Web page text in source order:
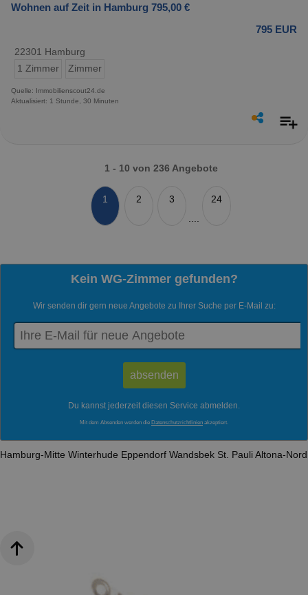
Wohnen auf Zeit in Hamburg 795,00 €
795 EUR
22301 Hamburg
1 Zimmer
Zimmer
Quelle: Immobilienscout24.de
Aktualisiert: 1 Stunde, 30 Minuten
1 - 10 von 236 Angebote
1 2
3
24
Kein WG-Zimmer gefunden?
Wir senden dir gern neue Angebote zu Ihrer Suche per E-Mail zu:
Du kannst jederzeit diesen Service abmelden.
Mit dem Absenden werden die Datenschutzrichtlinien akzeptiert.
Hamburg-Mitte Winterhude Eppendorf Wandsbek St. Pauli Altona-